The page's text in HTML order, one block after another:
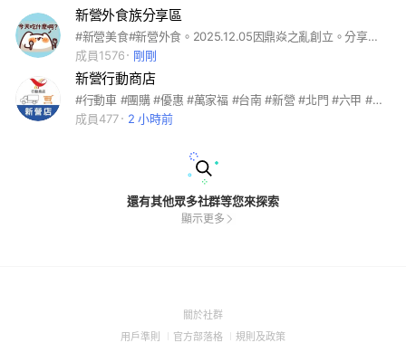
新營外食族分享區
#新營美食#新營外食。2025.12.05因鼎焱之亂創立。分享美食外食請多附照片跟介紹，感恩。
成員1576
剛剛
新營行動商店
#行動車 #團購 #優惠 #萬家福 #台南 #新營 #北門 #六甲 #官田 #善化 #柳營 #白河 #鹽水 #學甲 #統一 #統一集團
成員477
2 小時前
還有其他眾多社群等您來探索
顯示更多
關於社群(Open
用戶準則 (Open
官方部落格 (Open
規則及政策(Open